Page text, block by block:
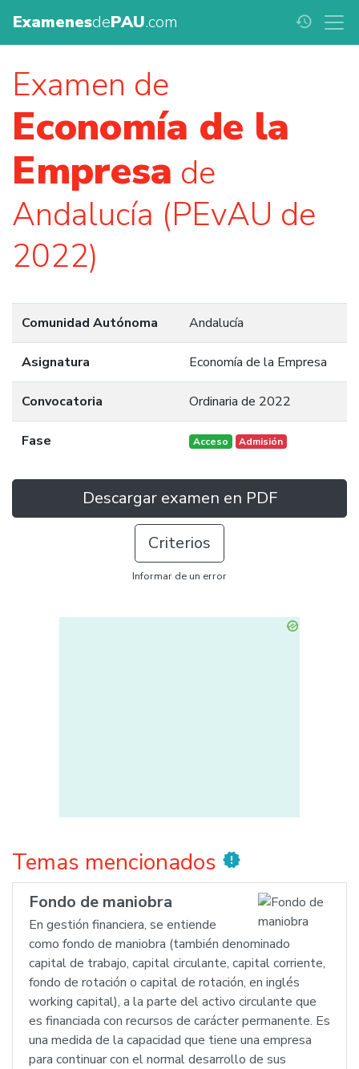
ExamenesdePAU.com history
Examen de
Economía de la
Empresa de
Andalucía (PEvAU de
2022)
Comunidad Autónoma Andalucía
Asignatura Economía de la Empresa
Convocatoria Ordinaria de 2022
Fase Acceso Admisión
Descargar examen en PDF
Criterios
Informar de un error
Temas mencionados new_releases
Fondo de maniobra
En gestión financiera, se entiende
como fondo de maniobra (también denominado
capital de trabajo, capital circulante, capital corriente,
fondo de rotación o capital de rotación, en inglés
working capital), a la parte del activo circulante que
es financiada con recursos de carácter permanente. Es
una medida de la capacidad que tiene una empresa
para continuar con el normal desarrollo de sus